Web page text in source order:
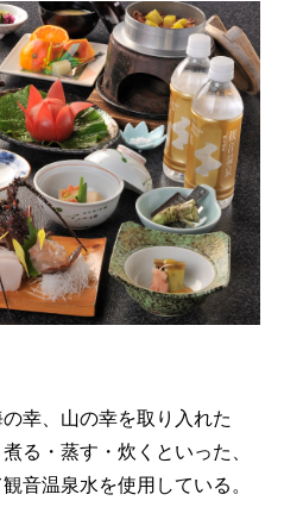
幸、山の幸を取り入れた
る・蒸す・炊くといった、
音温泉水を使用している。